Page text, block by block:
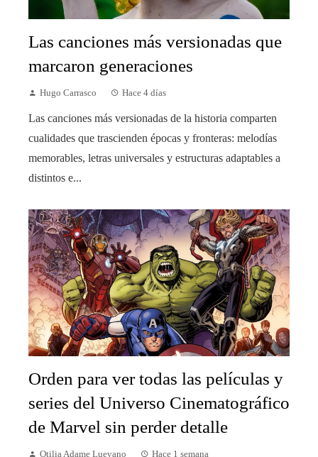
Las canciones más versionadas que
marcaron generaciones
Hugo Carrasco Hace 4 días
Las canciones más versionadas de la historia comparten
cualidades que trascienden épocas y fronteras: melodías
memorables, letras universales y estructuras adaptables a
distintos e...
Orden para ver todas las películas y
series del Universo Cinematográfico
de Marvel sin perder detalle
Otilia Adame Luevano Hace 1 semana